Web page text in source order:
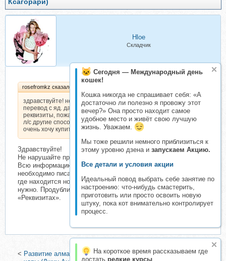
Сегодня — Международный день
кошек!
Кошка никогда не спрашивает себя: «А
достаточно ли полезно я провожу этот
вечер?» Она просто находит самое
удобное место и живёт свою лучшую
жизнь. Уважаем.
Мы тоже решили немного приблизиться к
этому уровню дзена и запускаем Акцию.
Все детали и условия акции
Идеальный повод выбрать себе занятие по
настроению: что-нибудь смастерить,
приготовить или просто освоить новую
штуку, пока кот внимательно контролирует
процесс.
На короткое время рассказываем где
достать редкие курсы
Ксагорари)
Hloe
Складчик
rosefromkz сказал(а):
здравствуйте! не могу отправить Вам
перевод с яд. дайте действующие
реквизиты, пожалуйста. напишите в
л/с другие способы перевода денег.
очень хочу купить курс.
Здравствуйте!
Не нарушайте правила пожалуйста.
Всю информацию и все вопросы по поводу оплаты
необходимо писать организатору в «Реквизитах» (переписка,
где находится номер кошелька для оплаты). Здесь писать не
нужно. Продублируйте, пожалуйста, своё сообщение в
«Реквизитах».
< Развитие алмазного эмоционального тела головы, сердца и